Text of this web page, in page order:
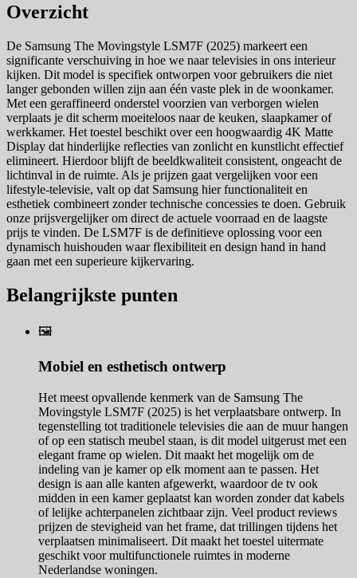
Overzicht
De Samsung The Movingstyle LSM7F (2025) markeert een
significante verschuiving in hoe we naar televisies in ons interieur
kijken. Dit model is specifiek ontworpen voor gebruikers die niet
langer gebonden willen zijn aan één vaste plek in de woonkamer.
Met een geraffineerd onderstel voorzien van verborgen wielen
verplaats je dit scherm moeiteloos naar de keuken, slaapkamer of
werkkamer. Het toestel beschikt over een hoogwaardig 4K Matte
Display dat hinderlijke reflecties van zonlicht en kunstlicht effectief
elimineert. Hierdoor blijft de beeldkwaliteit consistent, ongeacht de
lichtinval in de ruimte. Als je prijzen gaat vergelijken voor een
lifestyle-televisie, valt op dat Samsung hier functionaliteit en
esthetiek combineert zonder technische concessies te doen. Gebruik
onze prijsvergelijker om direct de actuele voorraad en de laagste
prijs te vinden. De LSM7F is de definitieve oplossing voor een
dynamisch huishouden waar flexibiliteit en design hand in hand
gaan met een superieure kijkervaring.
Belangrijkste punten
🖼️
Mobiel en esthetisch ontwerp
Het meest opvallende kenmerk van de Samsung The
Movingstyle LSM7F (2025) is het verplaatsbare ontwerp. In
tegenstelling tot traditionele televisies die aan de muur hangen
of op een statisch meubel staan, is dit model uitgerust met een
elegant frame op wielen. Dit maakt het mogelijk om de
indeling van je kamer op elk moment aan te passen. Het
design is aan alle kanten afgewerkt, waardoor de tv ook
midden in een kamer geplaatst kan worden zonder dat kabels
of lelijke achterpanelen zichtbaar zijn. Veel product reviews
prijzen de stevigheid van het frame, dat trillingen tijdens het
verplaatsen minimaliseert. Dit maakt het toestel uitermate
geschikt voor multifunctionele ruimtes in moderne
Nederlandse woningen.